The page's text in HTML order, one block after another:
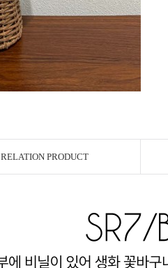
RELATION PRODUCT